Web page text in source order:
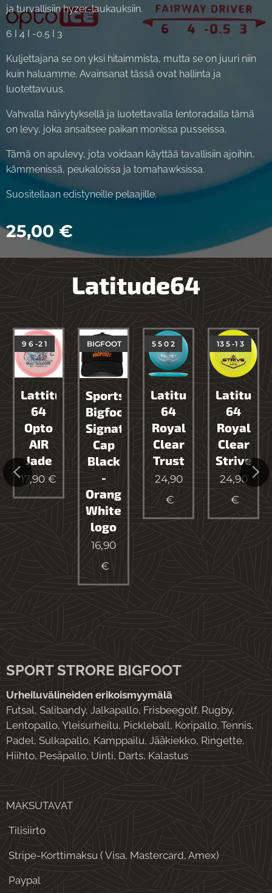
ja turvallisiin hyzer-laukauksiin.
6 I 4 I -0.5 I 3
Kuljettajana se on yksi hitaimmista, mutta se on juuri niin
kuin haluamme. Avainsanat tässä ovat hallinta ja
luotettavuus.
Vahvalla häivytyksellä ja luotettavalla lentoradalla tämä
on levy, joka ansaitsee paikan monissa pusseissa.
Tämä on apulevy, jota voidaan käyttää tavallisiin ajoihin,
kämmenissä, peukaloissa ja tomahawksissa.
Suositellaan edistyneille pelaajille.
25,00 €
Latitude64
Lattitude
64
Opto
AIR
Jade
9 6 -2 1
17,90 €
Sportstore
Bigfoot
Signature
Cap
Black
-
Orange
White
logo
BIGFOOT
16,90
€
Latitude
64
Royal
Clear
Trust
5 5 0 2
24,90
€
Latitude
64
Royal
Clear
Strive
13 5 -1 3
24,90
€
SPORT STRORE BIGFOOT
Urheiluvälineiden erikoismyymälä
Futsal, Salibandy, Jalkapallo, Frisbeegolf, Rugby,
Lentopallo, Yleisurheilu, Pickleball, Koripallo, Tennis,
Padel, Sulkapallo, Kamppailu, Jääkiekko, Ringette,
Hiihto, Pesäpallo, Uinti, Darts, Kalastus
MAKSUTAVAT
Tilisiirto
Stripe-Korttimaksu ( Visa, Mastercard, Amex)
Paypal